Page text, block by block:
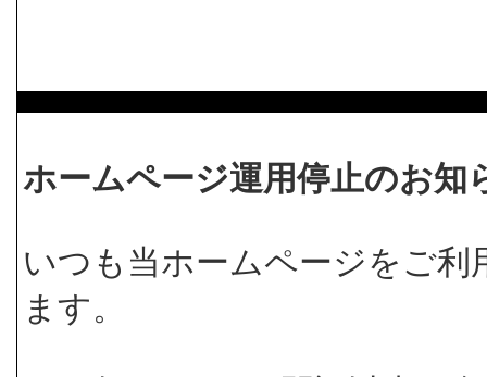
ホームページ運用停止のお知
いつも当ホームページをご
ます。